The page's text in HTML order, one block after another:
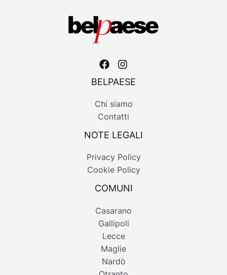
BELPAESE
Chi siamo
Contatti
NOTE LEGALI
Privacy Policy
Cookie Policy
COMUNI
Casarano
Gallipoli
Lecce
Maglie
Nardò